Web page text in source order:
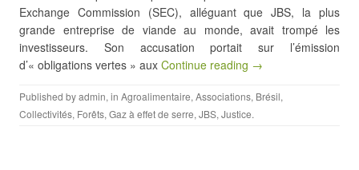
Exchange Commission (SEC), alléguant que JBS, la plus
grande entreprise de viande au monde, avait trompé les
investisseurs. Son accusation portait sur l’émission
d’« obligations vertes » aux Continue reading →
Published byadmin, in Agroalimentaire, Associations, Brésil,
Collectivités, Forêts, Gaz à effet de serre, JBS, Justice.